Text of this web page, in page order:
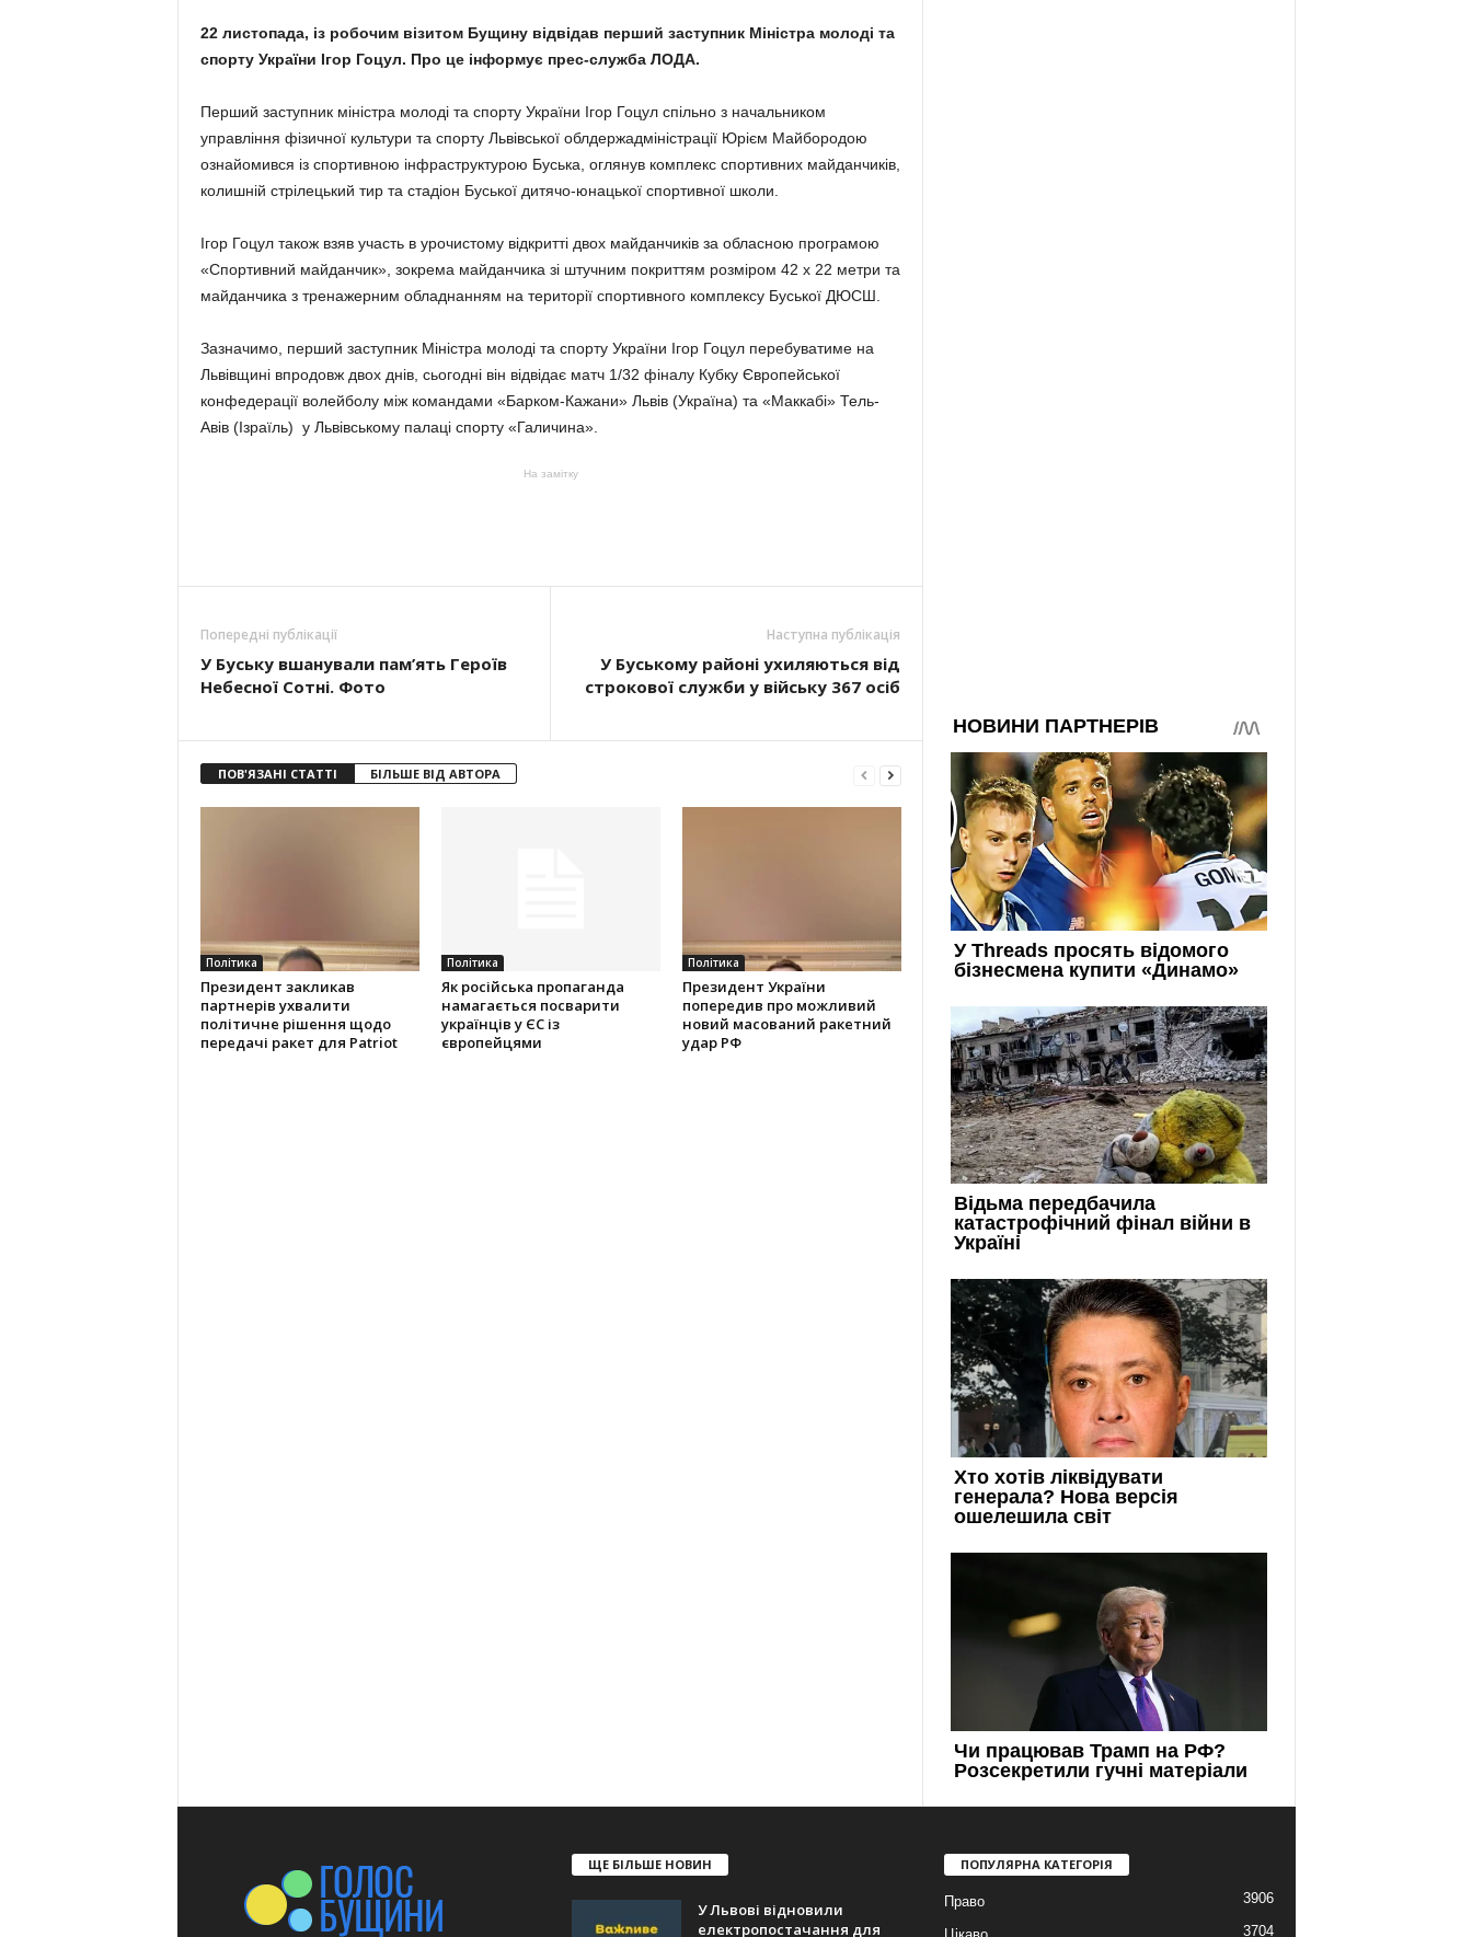
22 листопада, із робочим візитом Бущину відвідав перший заступник Міністра молоді та
спорту України Ігор Гоцул. Про це інформує прес-служба ЛОДА.
Перший заступник міністра молоді та спорту України Ігор Гоцул спільно з начальником
управління фізичної культури та спорту Львівської облдержадміністрації Юрієм Майбородою
ознайомився із спортивною інфраструктурою Буська, оглянув комплекс спортивних майданчиків,
колишній стрілецький тир та стадіон Буської дитячо-юнацької спортивної школи.
Ігор Гоцул також взяв участь в урочистому відкритті двох майданчиків за обласною програмою
«Спортивний майданчик», зокрема майданчика зі штучним покриттям розміром 42 х 22 метри та
майданчика з тренажерним обладнанням на території спортивного комплексу Буської ДЮСШ.
Зазначимо, перший заступник Міністра молоді та спорту України Ігор Гоцул перебуватиме на
Львівщині впродовж двох днів, сьогодні він відвідає матч 1/32 фіналу Кубку Європейської
конфедерації волейболу між командами «Барком-Кажани» Львів (Україна) та «Маккабі» Тель-
Авів (Ізраїль) у Львівському палаці спорту «Галичина».
На замітку
Попередні публікації
У Буську вшанували пам’ять Героїв
Небесної Сотні. Фото
Наступна публікація
У Буському районі ухиляються від
строкової служби у війську 367 осіб
ПОВ'ЯЗАНІ СТАТТІ БІЛЬШЕ ВІД АВТОРА
Політика
Президент закликав
партнерів ухвалити
політичне рішення щодо
передачі ракет для Patriot
Політика
Як російська пропаганда
намагається посварити
українців у ЄС із
європейцями
Політика
Президент України
попередив про можливий
новий масований ракетний
удар РФ
ЩЕ БІЛЬШЕ НОВИН
У Львові відновили
електропостачання для
ПОПУЛЯРНА КАТЕГОРІЯ
Право 3906
3704